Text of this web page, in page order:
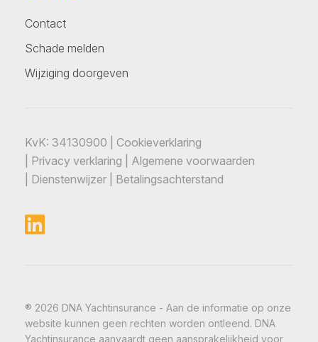
Contact
Schade melden
Wijziging doorgeven
KvK: 34130900 | Cookieverklaring
Privacy verklaring
Algemene voorwaarden
Dienstenwijzer Betalingsachterstand
® 2026 DNA Yachtinsurance - Aan de informatie op onze
website kunnen geen rechten worden ontleend. DNA
Yachtinsurance aanvaardt geen aansprakelijkheid voor